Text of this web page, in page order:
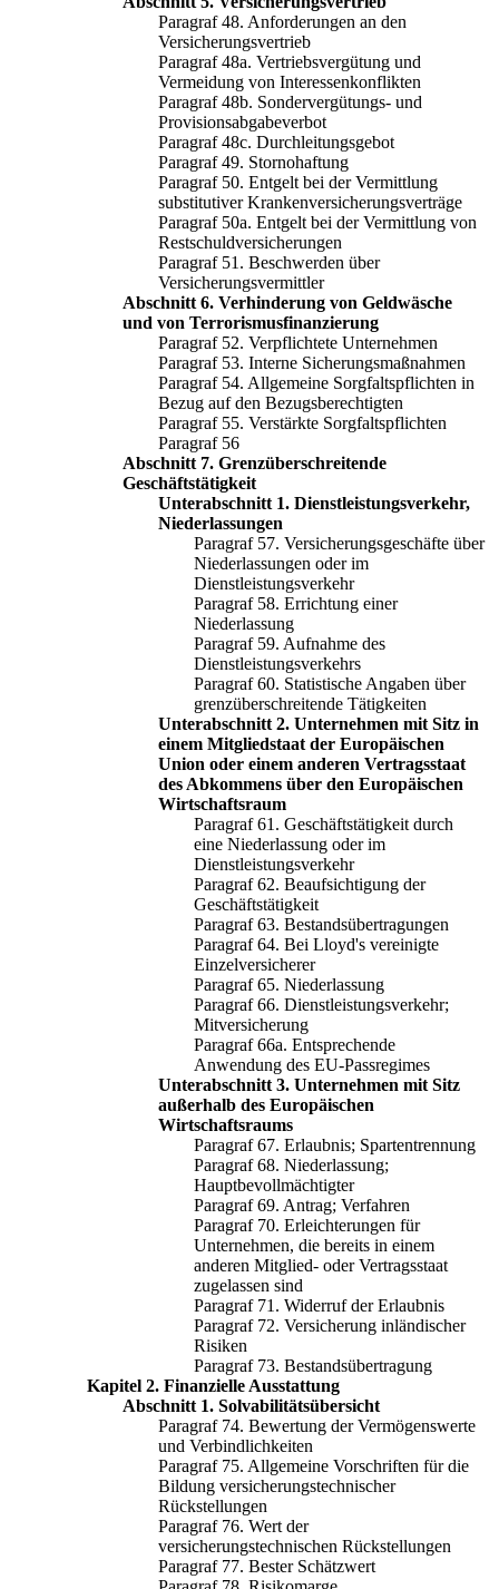
Paragraf 48. Anforderungen an den
Versicherungsvertrieb
Paragraf 48a. Vertriebsvergütung und
Vermeidung von Interessenkonflikten
Paragraf 48b. Sondervergütungs- und
Provisionsabgabeverbot
Paragraf 48c. Durchleitungsgebot
Paragraf 49. Stornohaftung
Paragraf 50. Entgelt bei der Vermittlung
substitutiver Krankenversicherungsverträge
Paragraf 50a. Entgelt bei der Vermittlung von
Restschuldversicherungen
Paragraf 51. Beschwerden über
Versicherungsvermittler
Abschnitt 6. Verhinderung von Geldwäsche
und von Terrorismusfinanzierung
Paragraf 52. Verpflichtete Unternehmen
Paragraf 53. Interne Sicherungsmaßnahmen
Paragraf 54. Allgemeine Sorgfaltspflichten in
Bezug auf den Bezugsberechtigten
Paragraf 55. Verstärkte Sorgfaltspflichten
Paragraf 56
Abschnitt 7. Grenzüberschreitende
Geschäftstätigkeit
Unterabschnitt 1. Dienstleistungsverkehr,
Niederlassungen
Paragraf 57. Versicherungsgeschäfte über
Niederlassungen oder im
Dienstleistungsverkehr
Paragraf 58. Errichtung einer
Niederlassung
Paragraf 59. Aufnahme des
Dienstleistungsverkehrs
Paragraf 60. Statistische Angaben über
grenzüberschreitende Tätigkeiten
Unterabschnitt 2. Unternehmen mit Sitz in
einem Mitgliedstaat der Europäischen
Union oder einem anderen Vertragsstaat
des Abkommens über den Europäischen
Wirtschaftsraum
Paragraf 61. Geschäftstätigkeit durch
eine Niederlassung oder im
Dienstleistungsverkehr
Paragraf 62. Beaufsichtigung der
Geschäftstätigkeit
Paragraf 63. Bestandsübertragungen
Paragraf 64. Bei Lloyd's vereinigte
Einzelversicherer
Paragraf 65. Niederlassung
Paragraf 66. Dienstleistungsverkehr;
Mitversicherung
Paragraf 66a. Entsprechende
Anwendung des EU-Passregimes
Unterabschnitt 3. Unternehmen mit Sitz
außerhalb des Europäischen
Wirtschaftsraums
Paragraf 67. Erlaubnis; Spartentrennung
Paragraf 68. Niederlassung;
Hauptbevollmächtigter
Paragraf 69. Antrag; Verfahren
Paragraf 70. Erleichterungen für
Unternehmen, die bereits in einem
anderen Mitglied- oder Vertragsstaat
zugelassen sind
Paragraf 71. Widerruf der Erlaubnis
Paragraf 72. Versicherung inländischer
Risiken
Paragraf 73. Bestandsübertragung
Kapitel 2. Finanzielle Ausstattung
Abschnitt 1. Solvabilitätsübersicht
Paragraf 74. Bewertung der Vermögenswerte
und Verbindlichkeiten
Paragraf 75. Allgemeine Vorschriften für die
Bildung versicherungstechnischer
Rückstellungen
Paragraf 76. Wert der
versicherungstechnischen Rückstellungen
Paragraf 77. Bester Schätzwert